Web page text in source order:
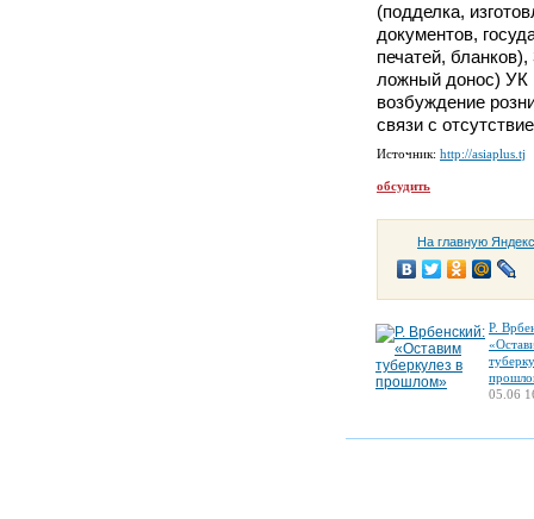
(подделка,
документов,
печатей,
ложный донос) УК
возбуждение
связи с
Источник: http://asiaplus.tj
обсудить
На главную
Р.
05.06